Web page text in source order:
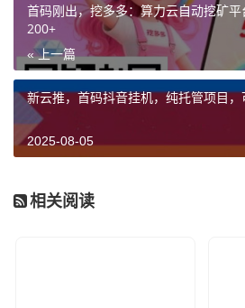
首码刚出，挖多多：算力云自动挖矿
200+
« 上一篇
新云推，首码抖音挂机，纯托管项目，
2025-08-05
相关阅读